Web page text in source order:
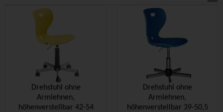
Drehstuhl ohne
Armlehnen,
höhenverstellbar 42-54
Drehstuhl ohne
Armlehnen,
höhenverstellbar 39-50,5